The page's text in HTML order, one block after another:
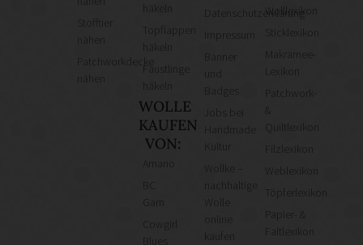
Stofftier
Patchworkdecke
häkeln
Topflappen
häkeln
Fäustlinge
häkeln
WOLLE
KAUFEN
VON:
Cowgirl
Datenschutzerklärung
Kultur
Wollke –
nachhaltige
kaufen
Wolllexikon
Sticklexikon
Makramee-
Lexikon
Patchwork-
&
Quiltlexikon
Filzlexikon
Weblexikon
Töpferlexikon
Papier- &
Faltlexikon